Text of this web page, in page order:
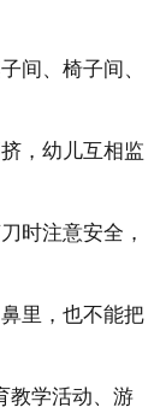
间、椅子间、
，幼儿互相监
时注意安全，
里，也不能把
教学活动、游